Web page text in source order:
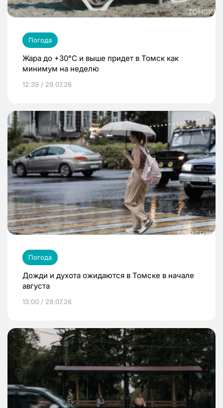
Погода
Жара до +30°C и выше придет в Томск как
минимум на неделю
12:39 / 29.07.26
Погода
Дожди и духота ожидаются в Томске в начале
августа
13:00 / 28.07.26